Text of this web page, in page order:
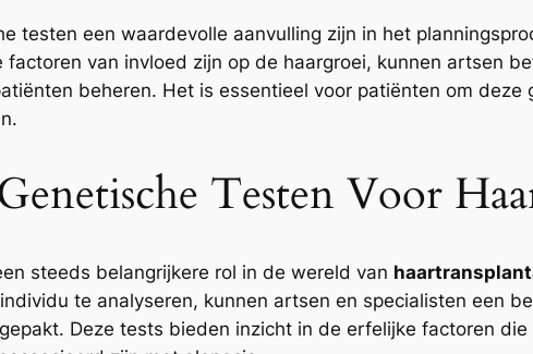
testen een waardevolle aanvulling zijn in het
factoren van invloed zijn op de haargroei, kunnen artsen
beheren. Het is essentieel voor patiënten om
Testen Voor
steeds belangrijkere rol in de wereld van
te analyseren, kunnen artsen en specialisten een
Deze tests bieden inzicht in de erfelijke factoren